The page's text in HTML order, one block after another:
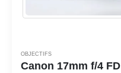
OBJECTIFS
Canon 17mm f/4 FD